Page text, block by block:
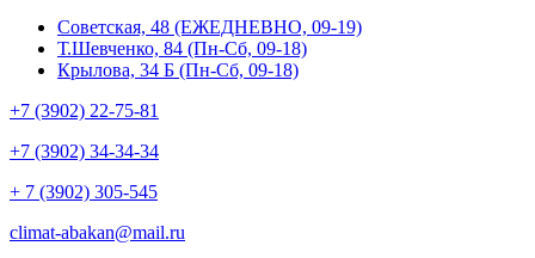
Советская, 48 (ЕЖЕДНЕВНО, 09-19)
Т.Шевченко, 84 (Пн-Сб, 09-18)
Крылова, 34 Б (Пн-Сб, 09-18)
+7 (3902) 22-75-81
+7 (3902) 34-34-34
+ 7 (3902) 305-545
climat-abakan@mail.ru